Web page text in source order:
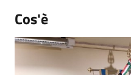
Cos'è